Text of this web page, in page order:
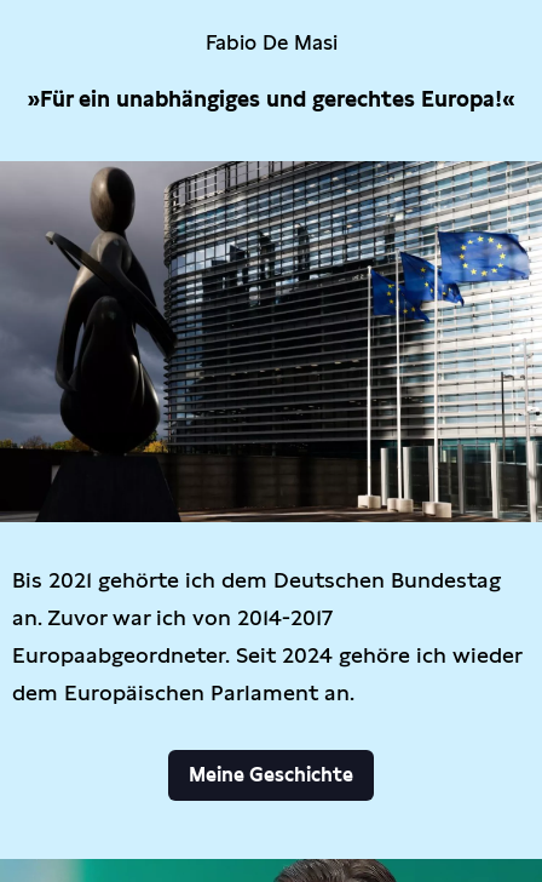
Fabio De Masi
»Für ein unabhängiges und gerechtes Europa!«
Bis 2021 gehörte ich dem Deutschen Bundestag
an. Zuvor war ich von 2014-2017
Europaabgeordneter. Seit 2024 gehöre ich wieder
dem Europäischen Parlament an.
Meine Geschichte